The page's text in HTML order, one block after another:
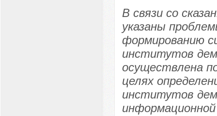
В связи со
указаны
формированию
институтов
осуществлена
целях
институтов